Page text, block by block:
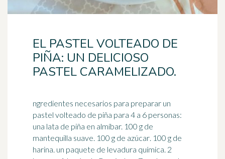
EL PASTEL VOLTEADO DE
PIÑA: UN DELICIOSO
PASTEL CARAMELIZADO.
ngredientes necesarios para preparar un
pastel volteado de piña para 4 a 6 personas:
una lata de piña en almíbar. 100 g de
mantequilla suave. 100 g de azúcar. 100 g de
harina. un paquete de levadura química. 2